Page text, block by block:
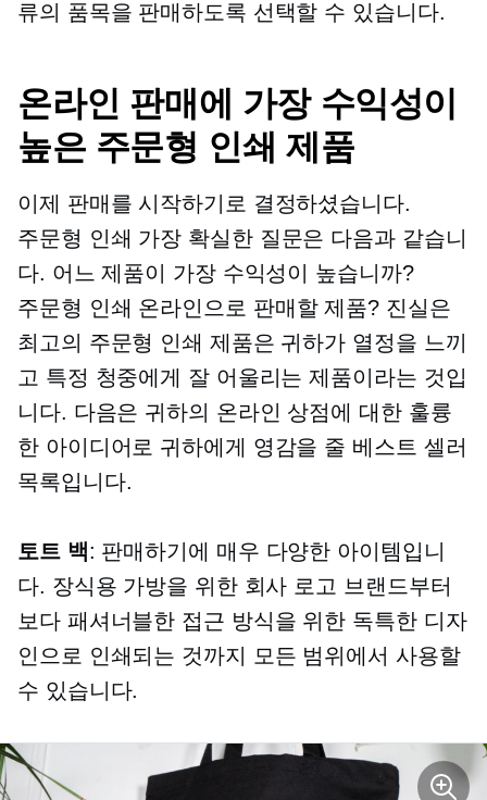
류의 품목을 판매하도록 선택할 수 있습니다.
온라인 판매에 가장 수익성이
높은 주문형 인쇄 제품
이제 판매를 시작하기로 결정하셨습니다.
주문형 인쇄 가장 확실한 질문은 다음과 같습니
다. 어느 제품이 가장 수익성이 높습니까?
주문형 인쇄 온라인으로 판매할 제품? 진실은
최고의 주문형 인쇄 제품은 귀하가 열정을 느끼
고 특정 청중에게 잘 어울리는 제품이라는 것입
니다. 다음은 귀하의 온라인 상점에 대한 훌륭
한 아이디어로 귀하에게 영감을 줄 베스트 셀러
목록입니다.
토트 백: 판매하기에 매우 다양한 아이템입니
다. 장식용 가방을 위한 회사 로고 브랜드부터
보다 패셔너블한 접근 방식을 위한 독특한 디자
인으로 인쇄되는 것까지 모든 범위에서 사용할
수 있습니다.